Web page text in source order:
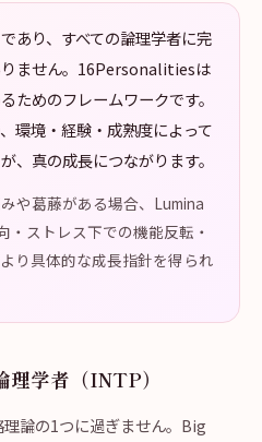
あり、すべての論理学者に完
ません。16Personalitiesは
ためのフレームワークです。
環境・経験・成熟度によって
、真の成長につながります。
や葛藤がある場合、Lumina
・ストレス下での機能反転・
り具体的な成長指針を得られ
理学者（INTP）
論の1つに過ぎません。Big